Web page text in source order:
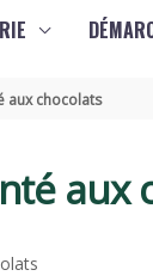
aux chocolats
aux